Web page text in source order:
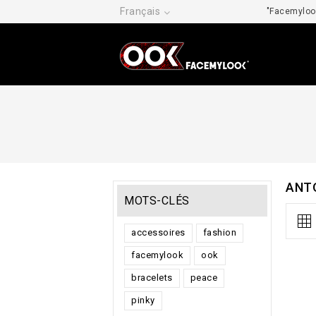
Français
MOTS-CLÉS
accessoires fashion
facemylook ook
bracelets peace
pinky